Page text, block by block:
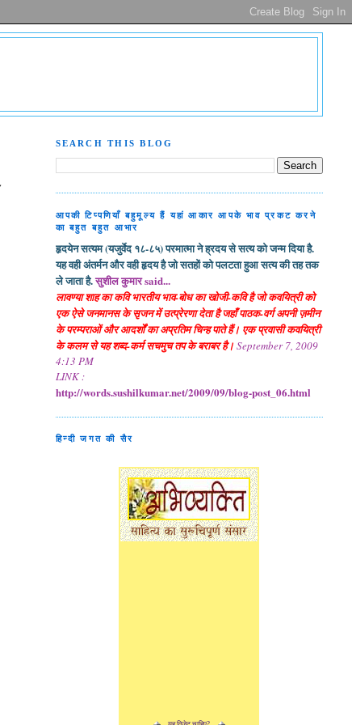
SEARCH THIS BLOG
आपकी टिप्पणियाँ बहुमूल्य हैं यहां आकार आपके भाव प्रकट करने
का बहुत बहुत आभार
हृदयेन सत्यम (यजुर्वेद १८-८५) परमात्मा ने ह्रदय से सत्य को जन्म दिया है.
यह वही अंतर्मन और वही हृदय है जो सतहों को पलटता हुआ सत्य की तह तक
ले जाता है.सुशील कुमार said...
लावण्या शाह का कवि भारतीय भाव-बोध का खोजी-कवि है जो कवयित्री को
एक ऐसे जनमानस के सृजन में उत्प्रेरणा देता है जहाँ पाठक-वर्ग अपनी ज़मीन
के परम्पराओं और आदर्शों का अप्रतिम चिन्ह पाते हैं। एक प्रवासी कवयित्री
के कलम से यह शब्द-कर्म सचमुच तप के बराबर है। September 7, 2009
4:13 PM
LINK :
http://words.sushilkumar.net/2009/09/blog-post_06.html
हिन्दी जगत की सैर